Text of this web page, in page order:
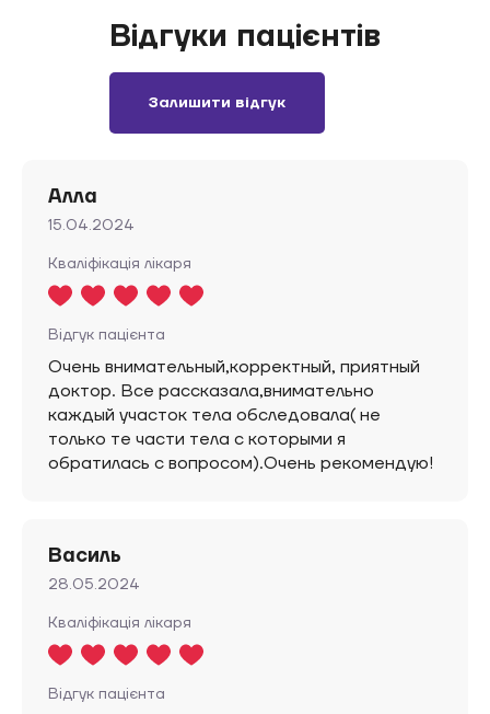
Відгуки пацієнтів
Залишити відгук
Алла
15.04.2024
Кваліфікація лікаря
Відгук пацієнта
Очень внимательный,корректный, приятный
доктор. Все рассказала,внимательно
каждый участок тела обследовала( не
только те части тела с которыми я
обратилась с вопросом).Очень рекомендую!
Василь
28.05.2024
Кваліфікація лікаря
Відгук пацієнта